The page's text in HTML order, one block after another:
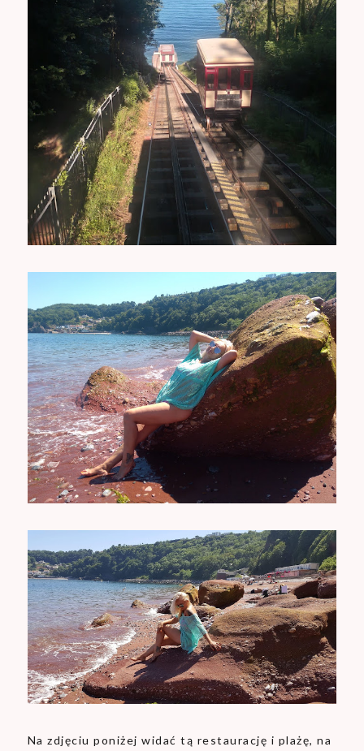
Na zdjęciu poniżej widać tą restaurację i plażę, na